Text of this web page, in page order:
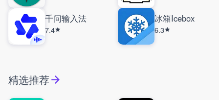
千问输入法
7.4
冰箱Icebox
6.3
精选推荐